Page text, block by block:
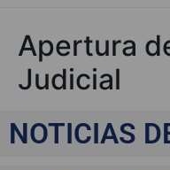
Apertura
Judicial
NOTICIAS